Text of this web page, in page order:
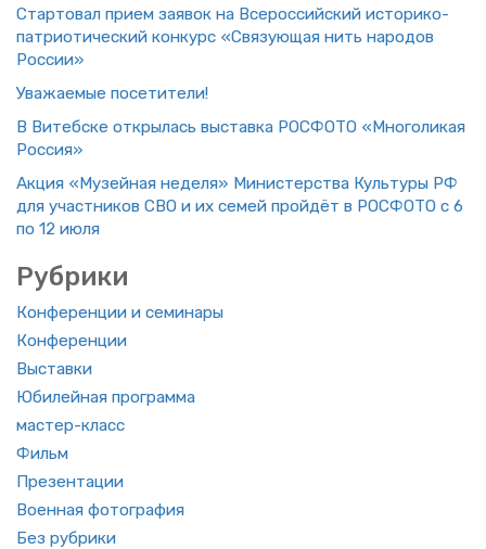
Стар­то­вал прием за­явок на Все­рос­сий­ский ис­то­ри­ко-
пат­ри­о­ти­че­ский кон­курс «Свя­зу­ю­щая нить на­ро­дов
Рос­сии»
Ува­жа­е­мые по­се­ти­те­ли!
В Ви­теб­ске от­кры­лась вы­став­ка РОС­ФО­ТО «Мно­го­ли­кая
Рос­сия»
Акция «Му­зей­ная неде­ля» Ми­ни­стер­ства Куль­ту­ры РФ
для участ­ни­ков СВО и их семей прой­дёт в РОС­ФО­ТО с 6
по 12 июля
Руб­ри­ки
Кон­фе­рен­ции и се­ми­на­ры
Кон­фе­рен­ции
Вы­став­ки
Юби­лей­ная про­грам­ма
ма­стер-класс
Фильм
Пре­зен­та­ции
Во­ен­ная фо­то­гра­фия
Без руб­ри­ки